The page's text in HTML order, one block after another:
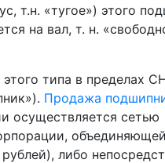
т.н. «тугое») этого
на вал, т. н.
типа в пределах
Продажа
осуществляется сетью
либо